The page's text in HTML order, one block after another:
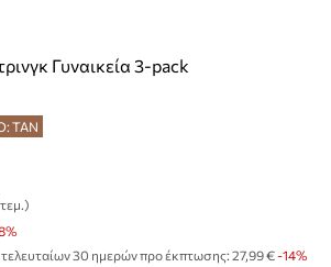
Γυναικεία 3-pack
TAN
30 ημερών προ έκπτωσης: 27,99 € -14%